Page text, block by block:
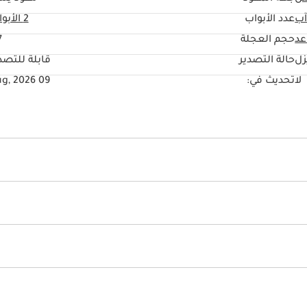
عدد الأبواب
2 الأبواب
حجم العجلة
حالة التصدير
قابلة
لاتحديث في: 09 Aug, 2026